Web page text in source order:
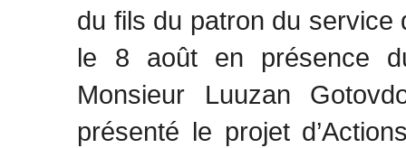
du fils du patron du service
le 8 août en présence
Monsieur Luuzan
présenté le projet